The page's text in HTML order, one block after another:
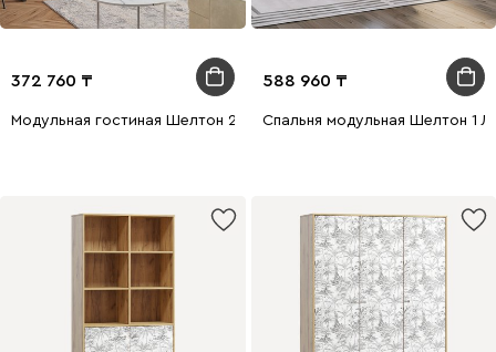
372 760
Модульная гостиная Шелтон 2 Латте
588 960
Спальня модульная Шелтон 1